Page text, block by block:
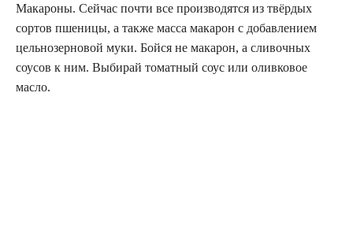
Макароны. Сейчас почти все производятся из твёрдых
сортов пшеницы, а также масса макарон с добавлением
цельнозерновой муки. Бойся не макарон, а сливочных
соусов к ним. Выбирай томатный соус или оливковое
масло.